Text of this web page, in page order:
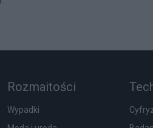
Rozmaitości
Wypadki